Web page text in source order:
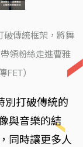
破傳統框架，將舞
領粉絲走進曹雅
）
別打破傳統的
與音樂的結
同時讓更多人